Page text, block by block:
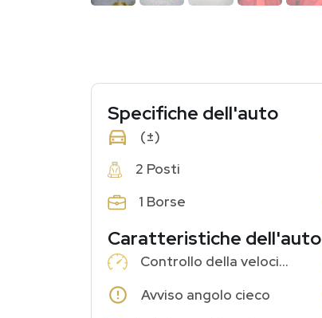
Specifiche dell'auto
(±)
2 Posti
1 Borse
Caratteristiche dell'auto
Controllo della velocità di crociera
Avviso angolo cieco